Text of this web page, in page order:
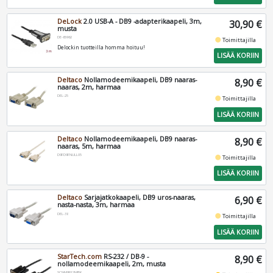
DeLock 2.0 USB-A - DB9 -adapterikaapeli, 3m,
musta
DE-65962
Delockin tuotteilla homma hoituu!
30,90 €
fiber_manual_recordToimittajilla
LISÄÄ KORIIN
Deltaco Nollamodeemikaapeli, DB9 naaras-
naaras, 2m, harmaa
DEL-25
8,90 €
fiber_manual_recordToimittajilla
LISÄÄ KORIIN
Deltaco Nollamodeemikaapeli, DB9 naaras-
naaras, 5m, harmaa
D9FD9FNULL05
8,90 €
fiber_manual_recordToimittajilla
LISÄÄ KORIIN
Deltaco Sarjajatkokaapeli, DB9 uros-naaras,
nasta-nasta, 3m, harmaa
DEL-38
6,90 €
fiber_manual_recordToimittajilla
LISÄÄ KORIIN
StarTech.com RS-232 / DB-9 -
nollamodeemikaapeli, 2m, musta
8,90 €